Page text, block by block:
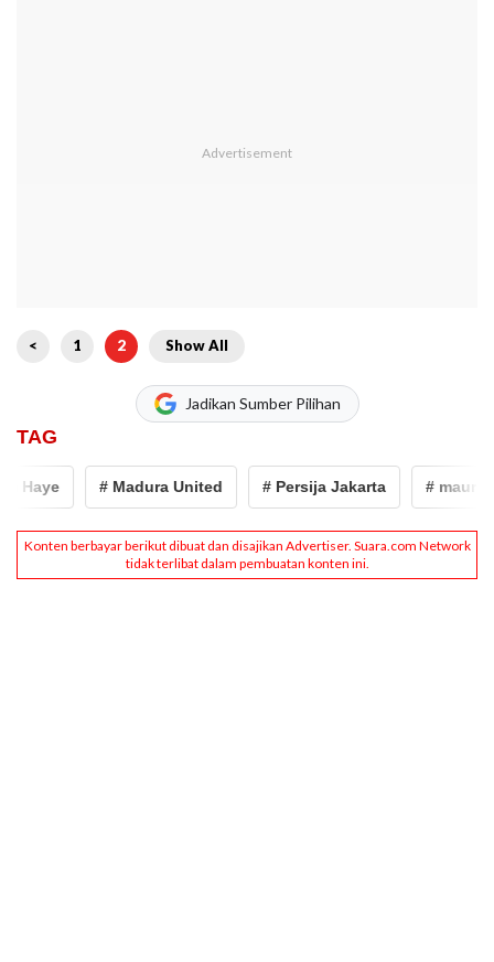
< 1 2 Show All
Jadikan Sumber Pilihan
TAG
# Madura United # Persija Jakarta # mauricio